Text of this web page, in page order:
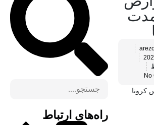
No
راه‌های ارتباط